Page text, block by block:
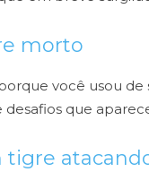
morto
você usou
que
tigre